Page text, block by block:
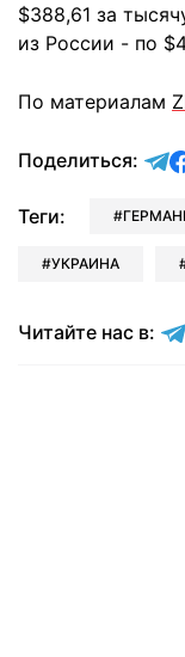
$388,61 за
из России - по
По материалам
Поделиться:
Теги:
УКРАИНА
Читайте нас в: